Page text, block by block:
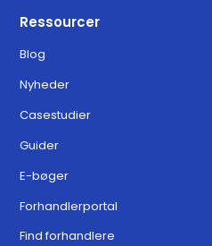
Ressourcer
Blog
Nyheder
Casestudier
Guider
E-bøger
Forhandlerportal
Find forhandlere